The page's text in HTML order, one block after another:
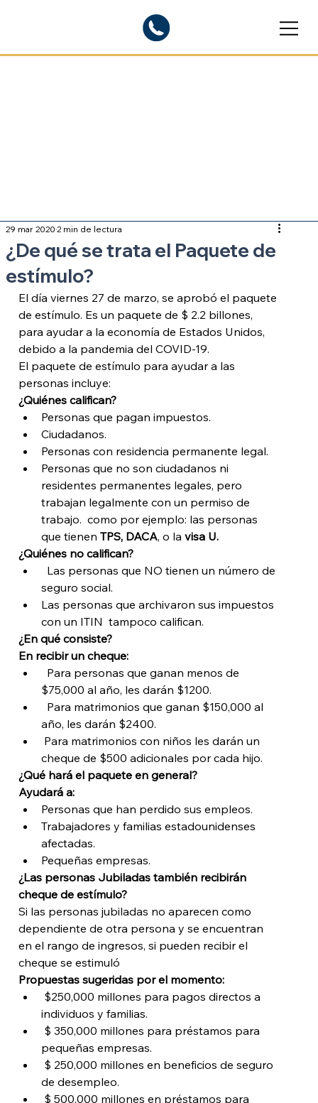
¿De qué se trata el Paquete de
estímulo?
29 mar 20202 min de lectura
El día viernes 27 de marzo, se aprobó el paquete
de estímulo. Es un paquete de $ 2.2 billones,
para ayudar a la economía de Estados Unidos,
debido a la pandemia del COVID-19.
El paquete de estímulo para ayudar a las
personas incluye:
¿Quiénes califican?
Personas que pagan impuestos.
Ciudadanos.
Personas con residencia permanente legal.
Personas que no son ciudadanos ni
residentes permanentes legales, pero
trabajan legalmente con un permiso de
trabajo.  como por ejemplo: las personas
que tienen TPS, DACA, o la visa U.
¿Quiénes no califican?
Las personas que NO tienen un número de
seguro social.
Las personas que archivaron sus impuestos
con un ITIN  tampoco califican.
¿En qué consiste?
En recibir un cheque:
Para personas que ganan menos de
$75,000 al año, les darán $1200.
Para matrimonios que ganan $150,000 al
año, les darán $2400.
cheque de $500 adicionales por cada hijo.
¿Qué hará el paquete en general?
Ayudará a:
Personas que han perdido sus empleos.
Trabajadores y familias estadounidenses
afectadas.
Pequeñas empresas.
¿Las personas Jubiladas también recibirán
cheque de estímulo?
Si las personas jubiladas no aparecen como
dependiente de otra persona y se encuentran
en el rango de ingresos, si pueden recibir el
cheque se estimuló
Propuestas sugeridas por el momento:
$250,000 millones para pagos directos a
individuos y familias.
pequeñas empresas.
de desempleo.